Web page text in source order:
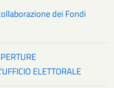
dei Fondi
ELETTORALE